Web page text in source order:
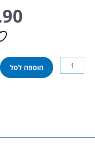
כמות
של
הוספה לסל